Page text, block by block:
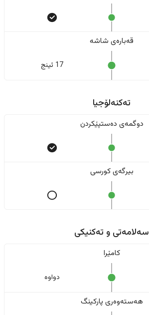
قەبارەی شاشە
17 ئینج
تەکنەلۆجیا
دوگمەی دەستپێکردن
بیرگەی کورسی
سەلامەتی و تەکنیکی
کامێرا
دواوە
هەستەوەری پارکینگ